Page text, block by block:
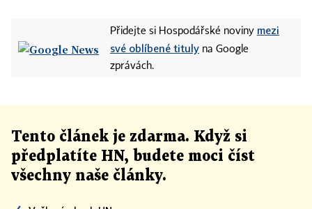
Přidejte si Hospodářské noviny mezi
své oblíbené tituly na Google
zprávách.
Tento článek je zdarma. Když si
předplatíte HN, budete moci číst
všechny naše články.